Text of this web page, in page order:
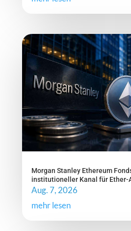
Morgan Stanley Ethereum
institutioneller Kanal für Ether-
Aug. 7, 2026
mehr lesen